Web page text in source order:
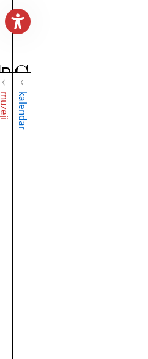
muzeji kalendar